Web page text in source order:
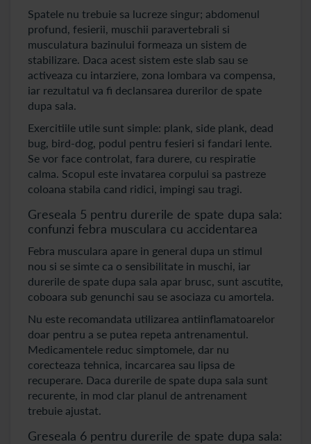
Spatele nu trebuie sa lucreze singur; abdomenul
profund, fesierii, muschii paravertebrali si
musculatura bazinului formeaza un sistem de
stabilizare. Daca acest sistem este slab sau se
activeaza cu intarziere, zona lombara va compensa,
iar rezultatul va fi declansarea durerilor de spate
dupa sala.
Exercitiile utile sunt simple: plank, side plank, dead
bug, bird-dog, podul pentru fesieri si fandari lente.
Se vor face controlat, fara durere, cu respiratie
calma. Scopul este invatarea corpului sa pastreze
coloana stabila cand ridici, impingi sau tragi.
Greseala 5 pentru durerile de spate dupa sala:
confunzi febra musculara cu accidentarea
Febra musculara apare in general dupa un stimul
nou si se simte ca o sensibilitate in muschi, iar
durerile de spate dupa sala apar brusc, sunt ascutite,
coboara sub genunchi sau se asociaza cu amortela.
Nu este recomandata utilizarea antiinflamatoarelor
doar pentru a se putea repeta antrenamentul.
Medicamentele reduc simptomele, dar nu
corecteaza tehnica, incarcarea sau lipsa de
recuperare. Daca durerile de spate dupa sala sunt
recurente, in mod clar planul de antrenament
trebuie ajustat.
Greseala 6 pentru durerile de spate dupa sala: